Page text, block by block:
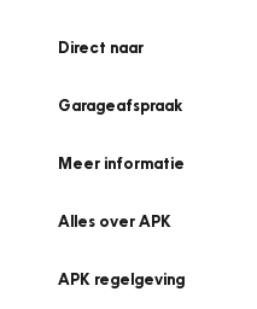
Direct naar
Garageafspraak
Meer informatie
Alles over APK
APK regelgeving